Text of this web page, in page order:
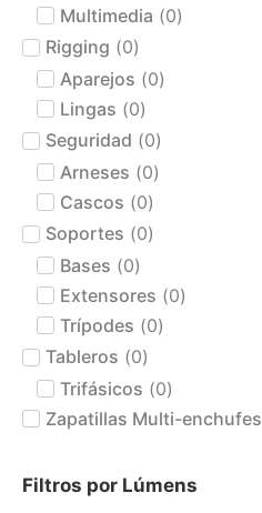
Multimedia (0)
Rigging (0)
Aparejos (0)
Lingas (0)
Seguridad (0)
Arneses (0)
Cascos (0)
Soportes (0)
Bases (0)
Extensores (0)
Trípodes (0)
Tableros (0)
Trifásicos (0)
Zapatillas Multi-enchufes
Filtros por Lúmens